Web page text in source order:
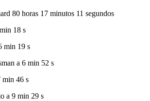
80 horas 17 minutos 11 segundos
18 s
min 19 s
a 6 min 52 s
min 46 s
a 9 min 29 s